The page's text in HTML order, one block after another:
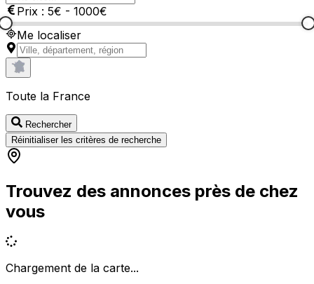
Prix : 5€ - 1000€
Me localiser
Toute la France
Rechercher
Réinitialiser les critères de recherche
Trouvez des annonces près de chez
vous
Chargement de la carte...